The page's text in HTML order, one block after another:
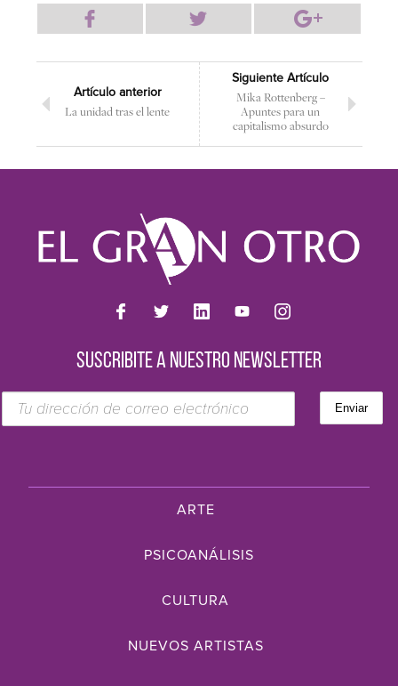
Artículo anterior
La unidad tras el lente
Siguiente Artículo
Mika Rottenberg –
Apuntes para un
capitalismo absurdo
SUSCRIBITE A NUESTRO NEWSLETTER
ARTE
PSICOANÁLISIS
CULTURA
NUEVOS ARTISTAS